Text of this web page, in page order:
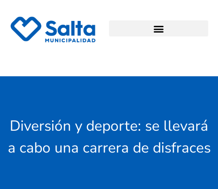
Diversión y deporte: se llevará
a cabo una carrera de disfraces